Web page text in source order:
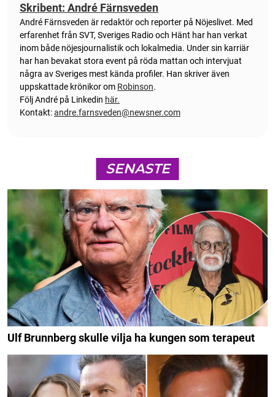
Skribent: André Färnsveden
André Färnsveden är redaktör och reporter på Nöjeslivet. Med
erfarenhet från SVT, Sveriges Radio och Hänt har han verkat
inom både nöjesjournalistik och lokalmedia. Under sin karriär
har han bevakat stora event på röda mattan och intervjuat
några av Sveriges mest kända profiler. Han skriver även
uppskattade krönikor om Robinson.
Följ André på Linkedin här.
Kontakt:andre.farnsveden@newsner.com
SENASTE
Ulf Brunnberg skulle vilja ha kungen som terapeut